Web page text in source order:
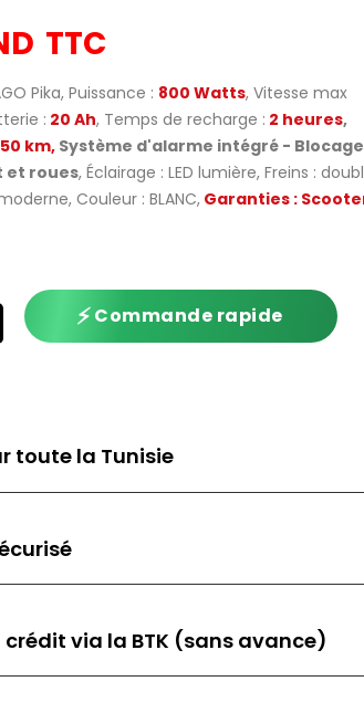
TTC
Pika, Puissance : 800 Watts, Vitesse max
: 20 Ah, Temps de recharge : 2 heures,
50 km, Système d'alarme intégré -
et roues, Éclairage : LED lumière, Freins :
Couleur : BLANC, Garanties :
⚡Commande rapide
toute la Tunisie
via la BTK (sans avance)